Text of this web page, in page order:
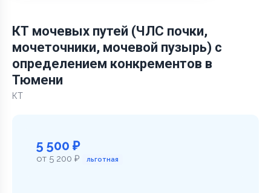
КТ мочевых путей (ЧЛС почки,
мочеточники, мочевой пузырь) с
определением конкрементов в
Тюмени
КТ
5 500 ₽
от 5 200 ₽ льготная